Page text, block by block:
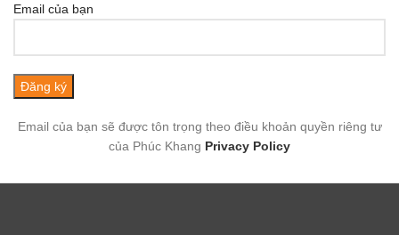
Email của bạn
Email của bạn sẽ được tôn trọng theo điều khoản quyền riêng tư
của Phúc Khang Privacy Policy